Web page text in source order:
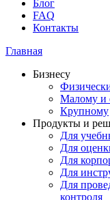
Блог
FAQ
Контакты
Главная
Бизнесу
Малому и
Крупному
Продукты и
Для
Для
Для
Для
Для
контроля